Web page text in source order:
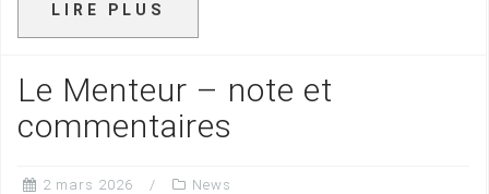
LIRE PLUS
Le Menteur – note et
commentaires
2 mars 2026 News